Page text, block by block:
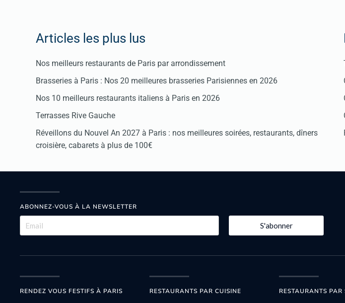
Articles les plus lus
Nos meilleurs restaurants de Paris par arrondissement
Brasseries à Paris : Nos 20 meilleures brasseries Parisiennes en 2026
Nos 10 meilleurs restaurants italiens à Paris en 2026
Terrasses Rive Gauche
Réveillons du Nouvel An 2027 à Paris : nos meilleures soirées, restaurants, dîners
croisière, cabarets à plus de 100€
ABONNEZ-VOUS À LA NEWSLETTER
S'abonner
RENDEZ VOUS FESTIFS À PARIS RESTAURANTS PAR CUISINE RESTAURANTS PAR